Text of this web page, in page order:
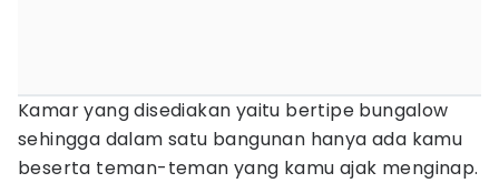
Kamar yang disediakan yaitu bertipe bungalow
sehingga dalam satu bangunan hanya ada kamu
beserta teman-teman yang kamu ajak menginap.